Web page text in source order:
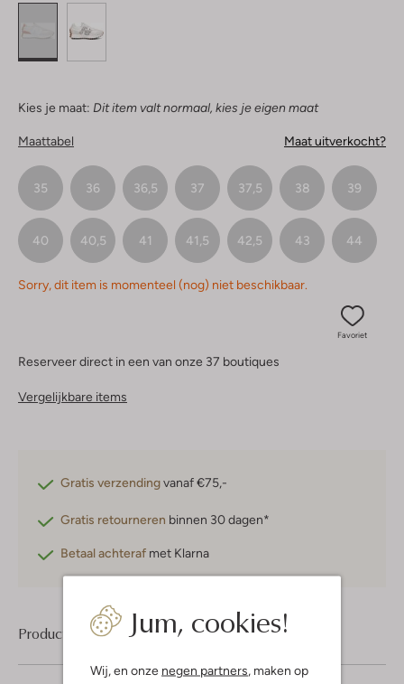
Jum, cookies!
Wij, en onze negen partners , maken op
Kies je maat: Dit item valt normaal, kies je eigen maat
Maattabel Maat uitverkocht?
35 36 36,5 37 37,5 38 39
40 40,5 41 41,5 42,5 43 44
Sorry, dit item is momenteel (nog) niet beschikbaar.
Favoriet
Reserveer direct in een van onze 37 boutiques
Vergelijkbare items
Gratis verzendingvanaf €75,-
Gratis retourneren binnen 30 dagen*
Betaal achteraf met Klarna
Product informatie